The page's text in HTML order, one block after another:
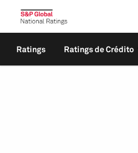
Ratings Ratings de Crédito